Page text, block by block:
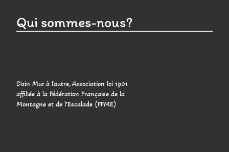
Qui sommes-nous?
D'ain Mur à l'autre, Association loi 1901
affiliée à la Fédération Française de la
Montagne et de l’Escalade (FFME)